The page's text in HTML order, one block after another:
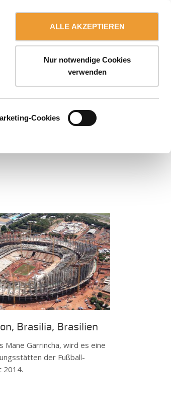
Cookies
ALLE AKZEPTIEREN
Nur notwendige Cookies
verwenden
myULMA
Brasilia, Brasilien
Mane Garrincha, wird es eine
der Fußball-
2014.